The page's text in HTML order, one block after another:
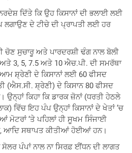
ਦਿੱਤੇ ਕਿ ਉਹ ਕਿਸਾਨਾਂ ਦੀ ਭਲਾਈ ਲਈ
ਲਗਾਉਣ ਦੇ ਟੀਚੇ ਦੀ ਪ੍ਰਾਪਤੀ ਲਈ ਹਰ
ਚੋਣ ਸੁਚਾਰੂ ਅਤੇ ਪਾਰਦਰਸ਼ੀ ਢੰਗ ਨਾਲ ਬੋਲੀ
3, 5, 7.5 ਅਤੇ 10 ਐਚ.ਪੀ. ਦੀ ਸਮਰੱਥਾ
ਸ਼੍ਰੇਣੀ ਦੇ ਕਿਸਾਨਾਂ ਲਈ 60 ਫੀਸਦ
(ਐਸ.ਸੀ. ਸ਼੍ਰੇਣੀ) ਦੇ ਕਿਸਾਨ 80 ਫੀਸਦ
ਕਿਹਾ ਕਿ ਡਾਰਕ ਜ਼ੋਨਾਂ (ਧਰਤੀ ਹੇਠਲੇ
ਵਿੱਚ ਇਹ ਪੰਪ ਉਨ੍ਹਾਂ ਕਿਸਾਨਾਂ ਦੇ ਖੇਤਾਂ ‘ਚ
ਮੋਟਰਾਂ ‘ਤੇ ਪਹਿਲਾਂ ਹੀ ਸੂਖਮ ਸਿੰਜਾਈ
ਆਦਿ ਸਥਾਪਤ ਕੀਤੀਆਂ ਹੋਈਆਂ ਹਨ।
ਪੰਪਾਂ ਨਾਲ ਨਾ ਸਿਰਫ਼ ਈਂਧਨ ਦੀ ਲਾਗਤ